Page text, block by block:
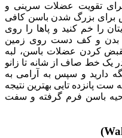
تقویت عضلات سرینی و
برای بزرگ شدن باسن کافی
را خم کنید و پاها را روی
بدن و کف دست روی زمین
کردن عضلات باسن، لبه
در یک خط صاف از شانه تا زانو
دارید و سپس به آرامی به
پانزده تایی بهترین نتیجه
باسن فرم گرفته و سفت